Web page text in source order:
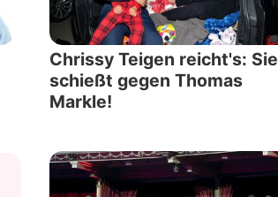
Chrissy Teigen reicht's: Sie
schießt gegen Thomas
Markle!